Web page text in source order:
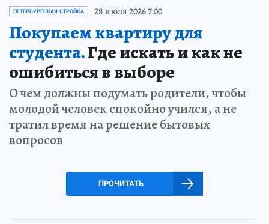
ПЕТЕРБУРГСКАЯ СТРОЙКА 28 июля 2026 7:00
Покупаем квартиру для
студента.Где искать и как не
ошибиться в выборе
О чем должны подумать родители, чтобы
молодой человек спокойно учился, а не
тратил время на решение бытовых
вопросов
ПРОЧИТАТЬ